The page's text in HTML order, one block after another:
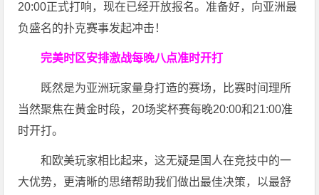
20:00正式打响，现在已经开放报名。准备好，向亚洲最
负盛名的扑克赛事发起冲击！
完美时区安排激战每晚八点准时开打
既然是为亚洲玩家量身打造的赛场，比赛时间理所
当然聚焦在黄金时段，20场奖杯赛每晚20:00和21:00准
时开打。
和欧美玩家相比起来，这无疑是国人在竞技中的一
大优势，更清晰的思绪帮助我们做出最佳决策，以最舒